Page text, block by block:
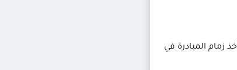
زمام المبادرة في